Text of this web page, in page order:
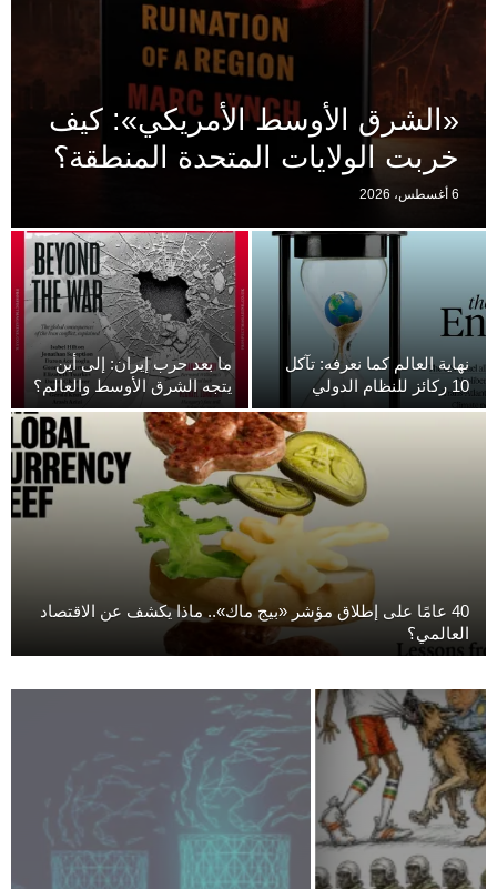
«الشرق الأوسط الأمريكي»: كيف
خربت الولايات المتحدة المنطقة؟
6 أغسطس، 2026
نهاية العالم كما نعرفه: تآكل
10 ركائز للنظام الدولي
ما بعد حرب إيران: إلى أين
يتجه الشرق الأوسط والعالم؟
40 عامًا على إطلاق مؤشر «بيج ماك».. ماذا يكشف عن الاقتصاد
العالمي؟